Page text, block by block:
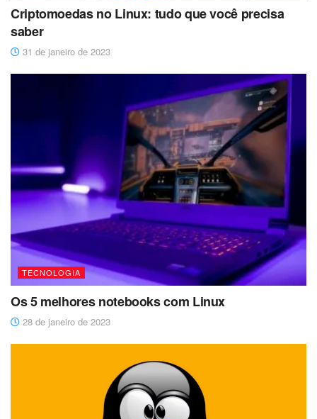
Criptomoedas no Linux: tudo que você precisa
saber
31 de janeiro de 2023
TECNOLOGIA
Os 5 melhores notebooks com Linux
28 de janeiro de 2023